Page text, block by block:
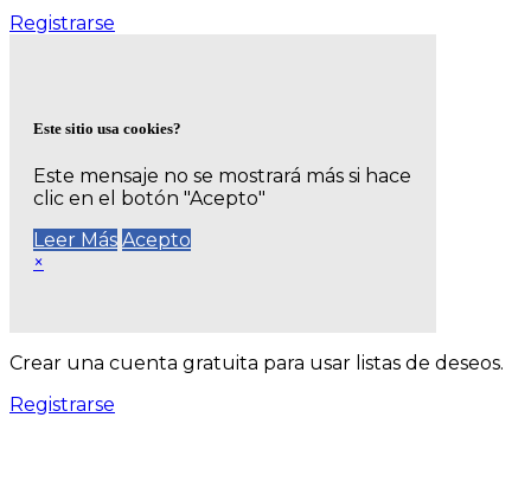
Registrarse
Este sitio usa cookies?
Este mensaje no se mostrará más si hace
clic en el botón "Acepto"
Leer Más Acepto
×
Crear una cuenta gratuita para usar listas de deseos.
Registrarse